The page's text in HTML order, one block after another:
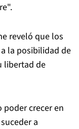
reveló que los
la posibilidad de
libertad de
crecer en
a